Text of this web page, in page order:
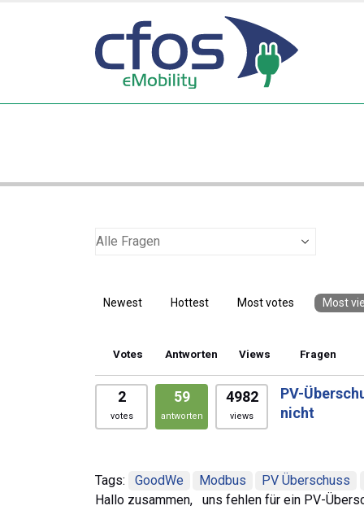
Newest Hottest Most votes Most
Votes Antworten Views Fragen
2
votes
59
antworten
4982
views
PV-
nicht
Tags: GoodWe Modbus PV Überschuss
Hallo zusammen, uns fehlen für ein PV-